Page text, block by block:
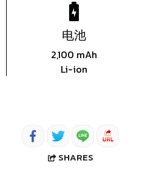
电池
2,100 mAh
Li-ion
SHARES